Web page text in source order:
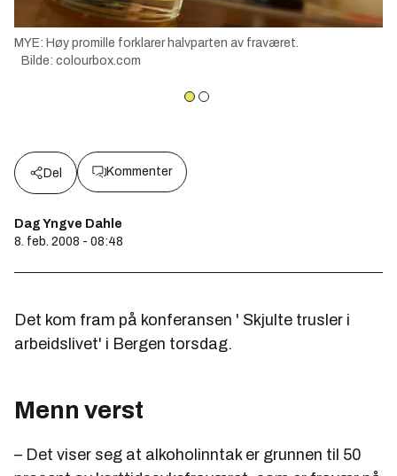
MYE: Høy promille forklarer halvparten av fraværet.
Bilde: colourbox.com
Del Kommenter
Dag Yngve Dahle
8. feb. 2008 - 08:48
Det kom fram på konferansen ' Skjulte trusler i
arbeidslivet' i Bergen torsdag.
Menn verst
– Det viser seg at alkoholinntak er grunnen til 50